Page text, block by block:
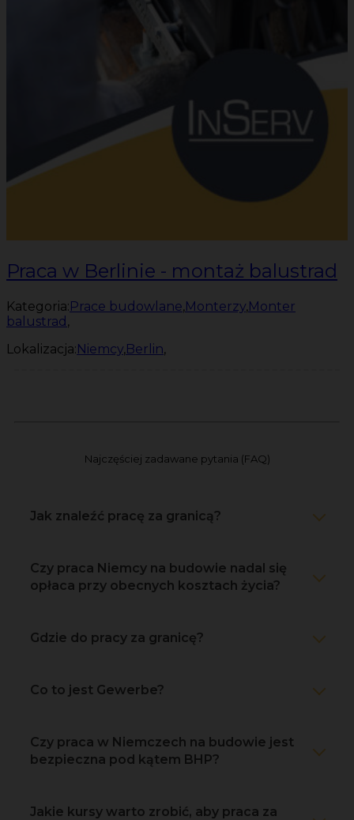
Praca w Berlinie - montaż balustrad
Kategoria:Prace budowlane,Monterzy,Monter
balustrad ,
Lokalizacja:Niemcy,Berlin,
Najczęściej zadawane pytania (FAQ)
Jak znaleźć pracę za granicą?
Czy praca Niemcy na budowie nadal się
opłaca przy obecnych kosztach życia?
Gdzie do pracy za granicę?
Co to jest Gewerbe?
Czy praca w Niemczech na budowie jest
bezpieczna pod kątem BHP?
Jakie kursy warto zrobić, aby praca za